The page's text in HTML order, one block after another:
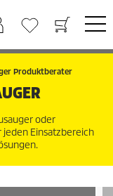
Produktberater
oder
Einsatzbereich